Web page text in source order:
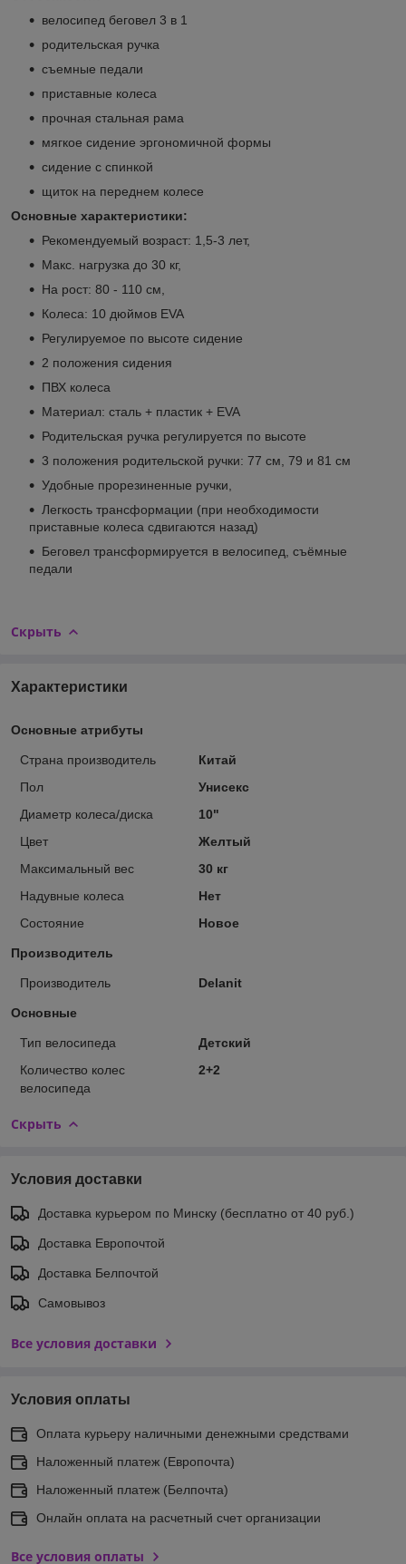
велосипед беговел 3 в 1
родительская ручка
съемные педали
приставные колеса
прочная стальная рама
мягкое сидение эргономичной формы
сидение с спинкой
щиток на переднем колесе
Основные характеристики:
Рекомендуемый возраст: 1,5-3 лет,
Макс. нагрузка до 30 кг,
На рост: 80 - 110 см,
Колеса: 10 дюймов EVA
Регулируемое по высоте сидение
2 положения сидения
ПВХ колеса
Материал: сталь + пластик + EVA
Родительская ручка регулируется по высоте
3 положения родительской ручки: 77 см, 79 и 81 см
Удобные прорезиненные ручки,
Легкость трансформации (при необходимости
приставные колеса сдвигаются назад)
Беговел трансформируется в велосипед, съёмные
педали
Скрыть
Характеристики
Основные атрибуты
Страна производитель
Китай
Пол
Унисекс
Диаметр колеса/диска
10"
Цвет
Желтый
Максимальный вес
30 кг
Надувные колеса
Нет
Состояние
Новое
Производитель
Производитель Delanit
Основные
Тип велосипеда
Детский
Количество колес
велосипеда
2+2
Скрыть
Условия доставки
Доставка курьером по Минску (бесплатно от 40 руб.)
Доставка Европочтой
Доставка Белпочтой
Самовывоз
Все условия доставки
Условия оплаты
Оплата курьеру наличными денежными средствами
Наложенный платеж (Европочта)
Наложенный платеж (Белпочта)
Онлайн оплата на расчетный счет организации
Все условия оплаты